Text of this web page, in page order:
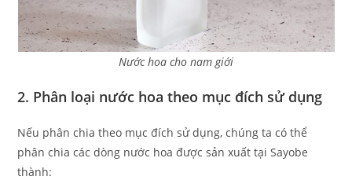
Nước hoa cho nam giới
2. Phân loại nước hoa theo mục đích sử dụng
Nếu phân chia theo mục đích sử dụng, chúng ta có thể
phân chia các dòng nước hoa được sản xuất tại Sayobe
thành: